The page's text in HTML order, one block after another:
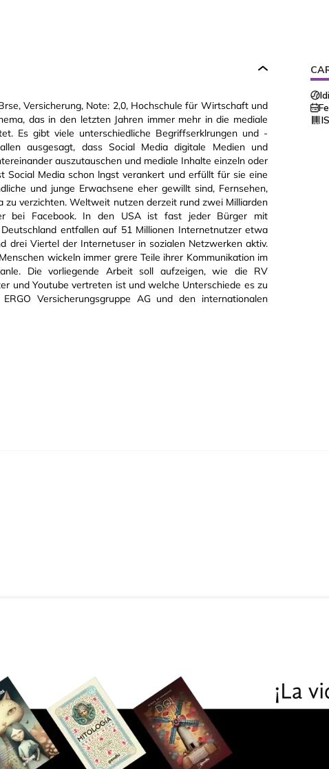
Versicherung, Note: 2,0, Hochschule für Wirtschaft und
das in den letzten Jahren immer mehr in die mediale
Es gibt viele unterschiedliche Begriffserklrungen und -
ausgesagt, dass Social Media digitale Medien und
auszutauschen und mediale Inhalte einzeln oder
Social Media schon lngst verankert und erfüllt für sie eine
und junge Erwachsene eher gewillt sind, Fernsehen,
zu verzichten. Weltweit nutzen derzeit rund zwei Milliarden
bei Facebook. In den USA ist fast jeder Bürger mit
entfallen auf 51 Millionen Internetnutzer etwa
drei Viertel der Internetuser in sozialen Netzwerken aktiv.
wickeln immer grere Teile ihrer Kommunikation im
Die vorliegende Arbeit soll aufzeigen, wie die RV
und Youtube vertreten ist und welche Unterschiede es zu
Versicherungsgruppe AG und den internationalen